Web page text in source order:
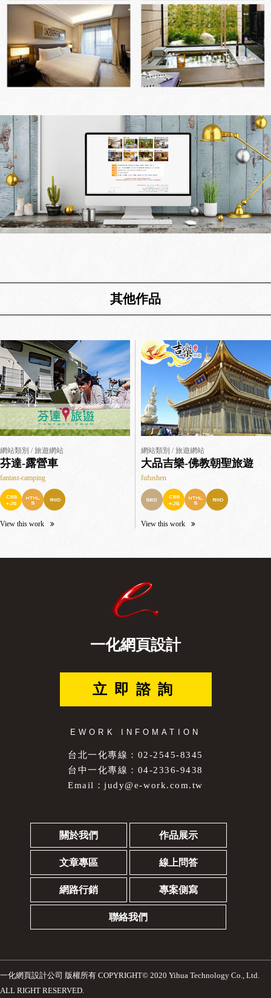
其他作品
網站類別 / 旅遊網站
芬達-露營車
fantast-camping
View this work
網站類別 / 旅遊網站
大品吉樂-佛教朝聖旅遊
fufushen
View this work
一化網頁設計
立即諮詢
EWORK INFOMATION
台北一化專線：02-2545-8345
台中一化專線：04-2336-9438
Email：judy@e-work.com.tw
關於我們 作品展示
文章專區 線上問答
網路行銷 專案側寫
聯絡我們
一化網頁設計公司
版權所有 COPYRIGHT© 2020 Yihua Technology Co., Ltd.
ALL RIGHT RESERVED.